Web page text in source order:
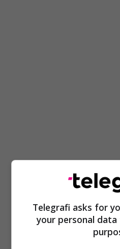
Telegrafi asks for
your personal